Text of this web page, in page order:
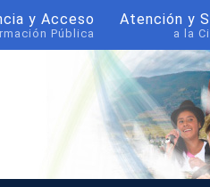
y Acceso
Pública
Atención y
a la